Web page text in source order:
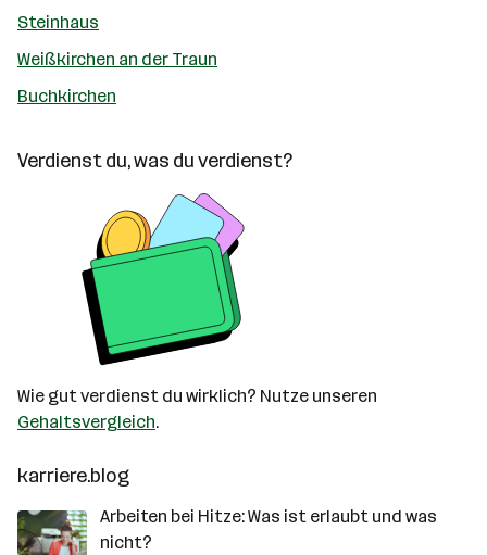
Steinhaus
Weißkirchen an der Traun
Buchkirchen
Verdienst du, was du verdienst?
Wie gut verdienst du wirklich? Nutze unseren
Gehaltsvergleich.
karriere.blog
Arbeiten bei Hitze: Was ist erlaubt und was
nicht?